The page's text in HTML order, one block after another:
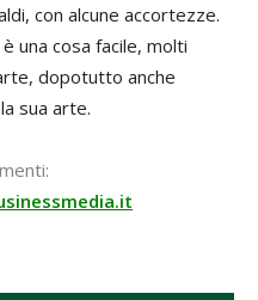
con alcune accortezze.
una cosa facile, molti
dopotutto anche
sua arte.